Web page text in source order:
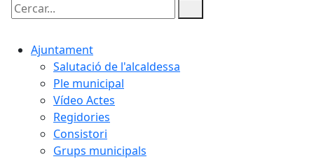
Cercar:
Ajuntament
Salutació de l'alcaldessa
Ple municipal
Vídeo Actes
Regidories
Consistori
Grups municipals